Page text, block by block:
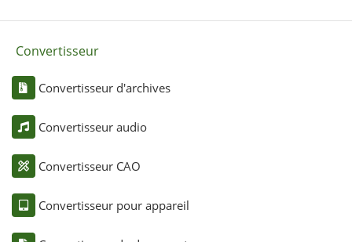
Convertisseur
Convertisseur d'archives
Convertisseur audio
Convertisseur CAO
Convertisseur pour appareil